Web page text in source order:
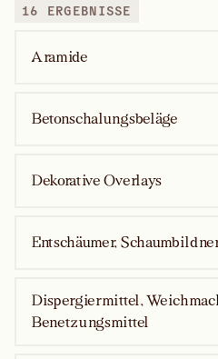
16 ERGEBNISSE
Aramide
Betonschalungsbeläge
Dekorative Overlays
Entschäumer,
Dispergiermittel,
Benetzungsmittel